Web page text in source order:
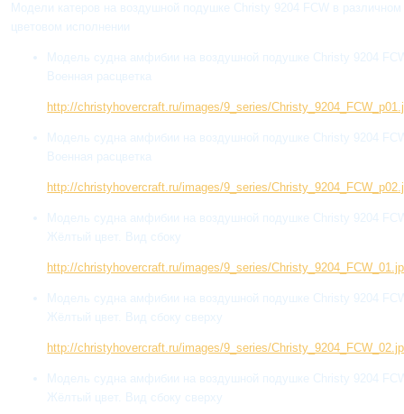
Модели катеров на воздушной подушке Christy 9204 FCW в различном
цветовом исполнении
Модель судна амфибии на воздушной подушке Christy 9204
Военная расцветка
http://christyhovercraft.ru/images/9_series/
Модель судна амфибии на воздушной подушке Christy 9204
Военная расцветка
http://christyhovercraft.ru/images/9_series/
Модель судна амфибии на воздушной подушке Christy 9204
Жёлтый цвет. Вид сбоку
http://christyhovercraft.ru/images/9_series/
Модель судна амфибии на воздушной подушке Christy 9204
Жёлтый цвет. Вид сбоку сверху
http://christyhovercraft.ru/images/9_series/
Модель судна амфибии на воздушной подушке Christy 9204
Жёлтый цвет. Вид сбоку сверху